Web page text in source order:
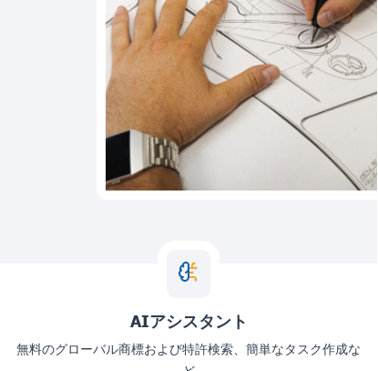
AIアシスタント
無料のグローバル商標および特許検索、簡単なタスク作成な